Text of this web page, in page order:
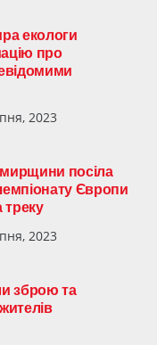
екологи
про
2023
посіла
Європи
треку
2023
зброю та